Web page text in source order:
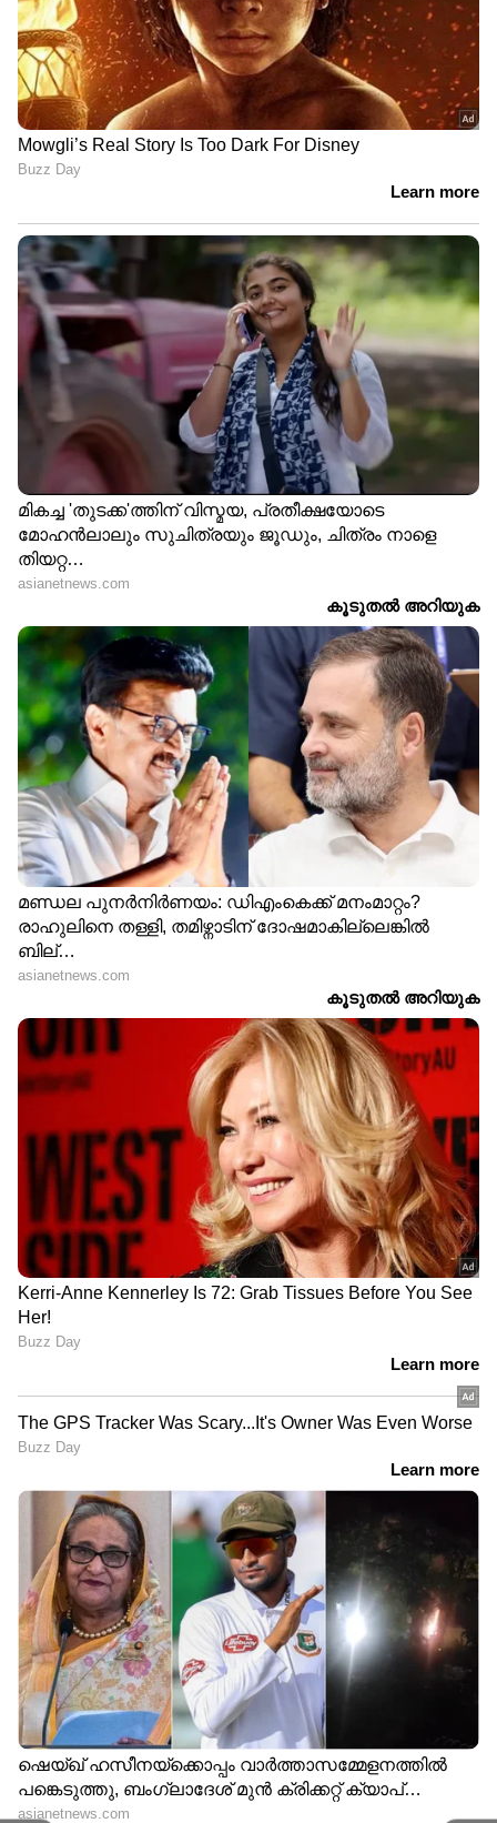
ലഭിക്കാൻ
Asianet News Malayalam
ABOUT THE AUTHOR
ST Sumam Thomas
17 വർഷമായി മാധ്യമപ്രവർത്തനരം​ഗത്ത് ജോലി.
വിവിധ ഓൺലൈൻ മീഡിയകളിലും മാ​ഗസിനുകളിലും
ഓൺലൈനിൽ ജോയിൻ ചെയ്തു. ഇപ്പോൾ സീനിയർ
സബ് എ‍ഡിറ്റർ
ട്രെയിൻ
Published :May 17 2026, 07:17 AM IST
Follow Us
DOWNLOAD APP
RECOMMENDED STORIES
തുടരണം, മന്ത്രിമാർക്ക്
പ്രധാനമന്ത്രിയുടെ കർശന
നിർദേശം; നിർണായക
മന്ത്രിസഭാ യോഗം,
പുനഃസംഘടനയ്ക്ക്
സാധ്യത
ശരീരം തന്നെ കത്തിച്ചാലും
പിന്നോട്ടില്ല, ഞങ്ങൾ
പറഞ്ഞത് മുഖ്യമന്ത്രിയും
അംഗീകരിച്ചെന്ന് മുഹമ്മദ്
റിയാസ്; വന്ദേമാതരം
വിവാദത്തിൽ പ്രതികരണം
ഭീകരതയെ നേരിടാൻ
ഞങ്ങൾ സജ്ജരാണ്';
കാക്കി അണിഞ്ഞ്
പുതുതായി
നിയമിക്കപ്പെട്ടത് 50ലേറെ
യുവതികൾ
'വിജയ് എന്താ 1009ാം
ദൈവമാണോ?'
പുതുച്ചേരിയിൽ
നാടകീയ രംഗങ്ങൾ,
ടിവികെ എംഎൽഎയെ
ശാസിച്ച് പ്രൊ ടെം
സ്പീക്കർ